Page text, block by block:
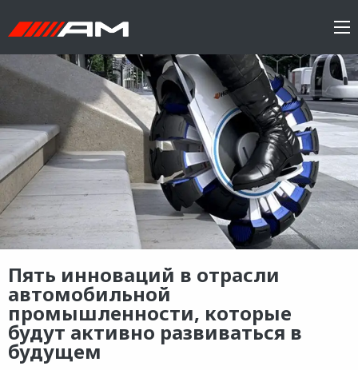
Пять инноваций в отрасли
автомобильной
промышленности, которые
будут активно развиваться в
будущем